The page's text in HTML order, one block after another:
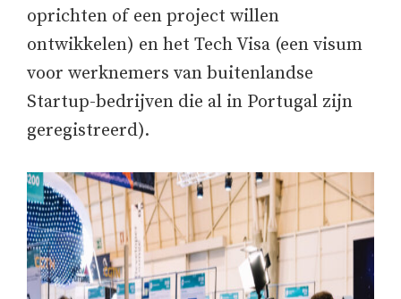
oprichten of een project willen
ontwikkelen) en het Tech Visa (een visum
voor werknemers van buitenlandse
Startup-bedrijven die al in Portugal zijn
geregistreerd).